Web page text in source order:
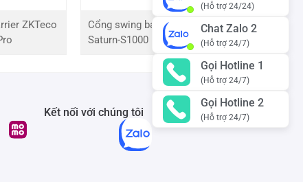
ZKTeco
Cổng swing barrier ZKTeco
Saturn-S1000 Pro
Kết nối với chúng tôi
(Hỗ trợ 24/24)
Chat Zalo 2
(Hỗ trợ 24/7)
Gọi Hotline 1
(Hỗ trợ 24/7)
Gọi Hotline 2
(Hỗ trợ 24/7)